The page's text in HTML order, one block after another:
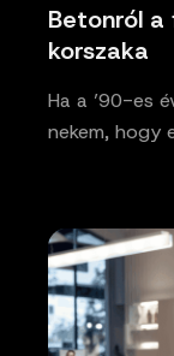
Betonról a
korszaka
Ha a ’90-es
nekem, hogy